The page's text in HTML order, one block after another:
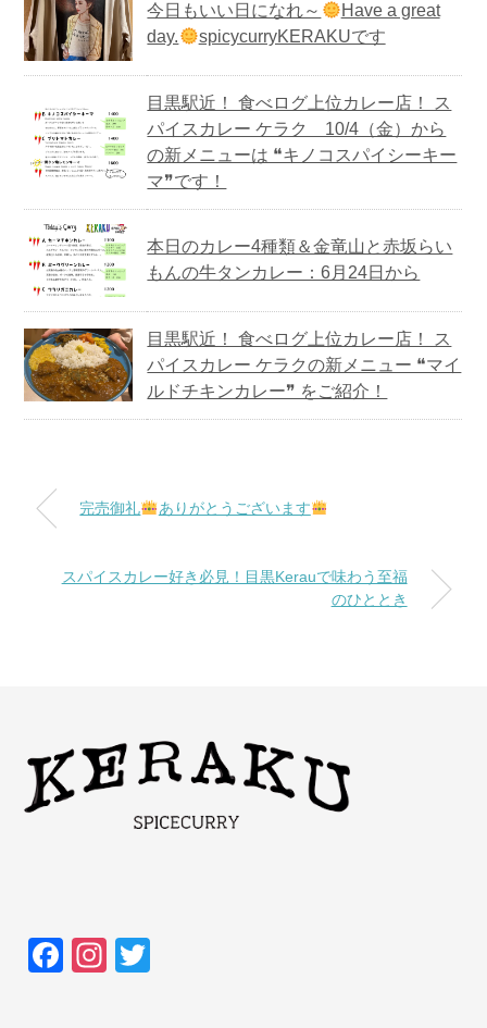
今日もいい日になれ～
Have a great
day.
spicycurryKERAKUです
目黒駅近！ 食べログ上位カレー店！ ス
パイスカレー ケラク 10/4（金）から
の新メニューは ❝キノコスパイシーキー
マ❞です！
本日のカレー4種類＆金竜山と赤坂らい
もんの牛タンカレー：6月24日から
目黒駅近！ 食べログ上位カレー店！ ス
パイスカレー ケラクの新メニュー ❝マイ
ルドチキンカレー❞ をご紹介！
完売御礼 ありがとうございます
スパイスカレー好き必見！目黒Kerauで味わう至福
のひととき
F
In